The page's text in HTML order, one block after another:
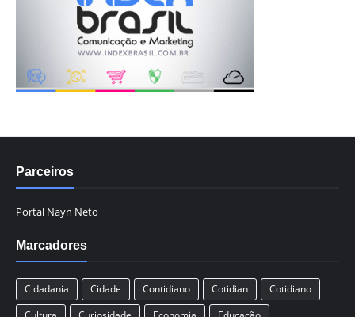
Parceiros
Portal Nayn Neto
Marcadores
Cidadania Cidade Contidiano Cotidian
Cotidiano